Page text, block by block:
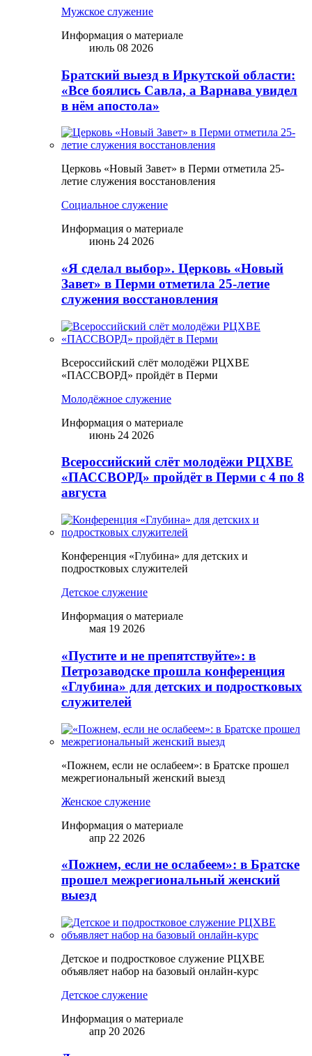
Мужское служение
Информация о материале
июль 08 2026
Братский выезд в Иркутской области:
«Все боялись Савла, а Варнава увидел
в нём апостола»
Церковь «Новый Завет» в Перми отметила 25-
летие служения восстановления
Социальное служение
Информация о материале
июнь 24 2026
«Я сделал выбор». Церковь «Новый
Завет» в Перми отметила 25-летие
служения восстановления
Всероссийский слёт молодёжи РЦХВЕ
«ПАССВОРД» пройдёт в Перми
Молодёжное служение
Информация о материале
июнь 24 2026
Всероссийский слёт молодёжи РЦХВЕ
«ПАССВОРД» пройдёт в Перми с 4 по 8
августа
Конференция «Глубина» для детских и
подростковых служителей
Детское служение
Информация о материале
мая 19 2026
«Пустите и не препятствуйте»: в
Петрозаводске прошла конференция
«Глубина» для детских и подростковых
служителей
«Пожнем, если не ослабеем»: в Братске прошел
межрегиональный женский выезд
Женское служение
Информация о материале
апр 22 2026
«Пожнем, если не ослабеем»: в Братске
прошел межрегиональный женский
выезд
Детское и подростковое служение РЦХВЕ
объявляет набор на базовый онлайн-курс
Детское служение
Информация о материале
апр 20 2026